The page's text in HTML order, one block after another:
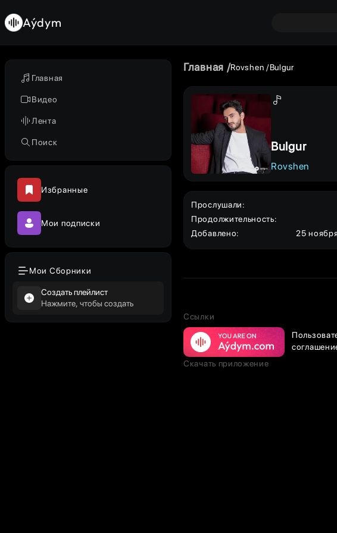
Главная
Видео
Лента
Поиск
Избранные
Мои подписки
Мои Сборники
Создать плейлист
Нажмите, чтобы создать
Aýdym
Главная Rovshen Bulgur
Bulgur
Rovshen
Прослушали:
Продолжительность:
Добавлено: 25
Ссылки
Скачать приложение